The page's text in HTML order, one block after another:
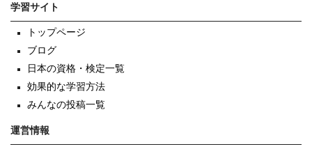
学習サイト
トップページ
ブログ
日本の資格・検定一覧
効果的な学習方法
みんなの投稿一覧
運営情報